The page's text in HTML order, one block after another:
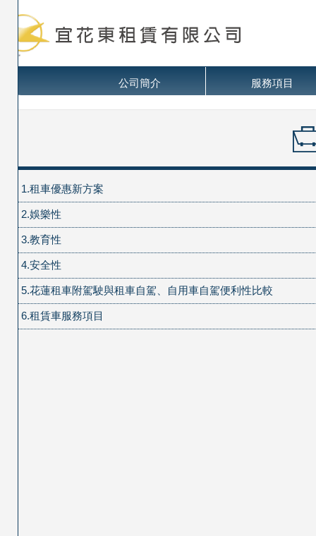
公司簡介 服務項目
1.租車優惠新方案
2.娛樂性
3.教育性
4.安全性
5.花蓮租車附駕駛與租車自駕、自用車自駕便利性比較
6.租賃車服務項目